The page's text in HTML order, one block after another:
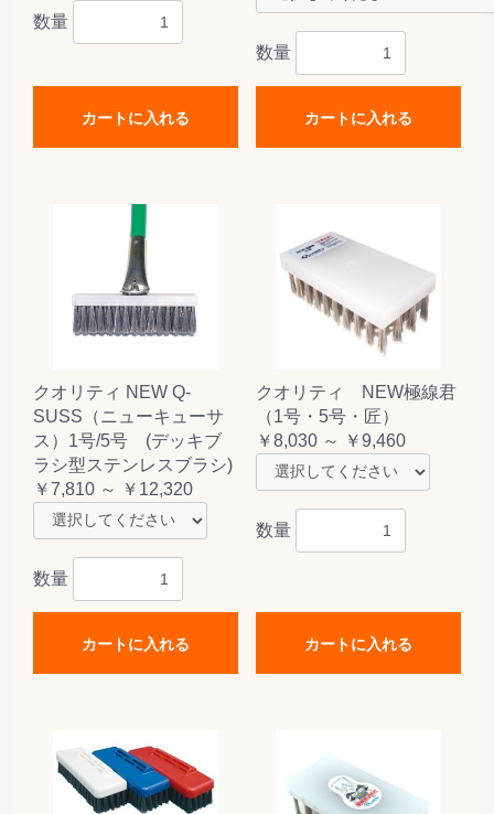
数量
カートに入れる
数量
カートに入れる
クオリティ NEW Q-
SUSS（ニューキューサ
ス）1号/5号 (デッキブ
ラシ型ステンレスブラシ)
￥7,810 ～ ￥12,320
数量
カートに入れる
クオリティ NEW極線君
（1号・5号・匠）
￥8,030 ～ ￥9,460
数量
カートに入れる